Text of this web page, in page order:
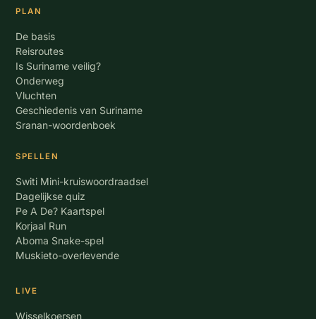
PLAN
De basis
Reisroutes
Is Suriname veilig?
Onderweg
Vluchten
Geschiedenis van Suriname
Sranan-woordenboek
SPELLEN
Switi Mini-kruiswoordraadsel
Dagelijkse quiz
Pe A De? Kaartspel
Korjaal Run
Aboma Snake-spel
Muskieto-overlevende
LIVE
Wisselkoersen